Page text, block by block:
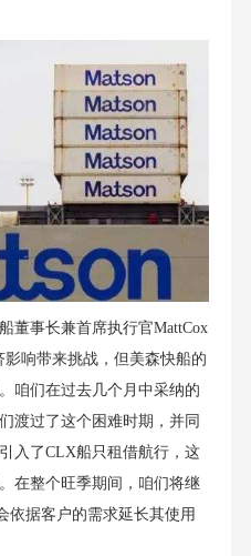
董事⻓兼⾸席执⾏官MattCox
响带来挑战，但美森快船的
咱们在过去⼏个⽉中采纳的
渡过了这个困难时期，并同
⼊了CLX船只租借航⾏，这
在整个旺季期间，咱们将继
依据客户的需求延⻓其使⽤